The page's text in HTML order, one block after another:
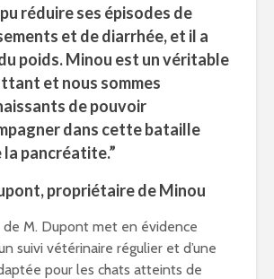
réduire ses épisodes de
et de diarrhée, et il a
poids. Minou est un véritable
et nous sommes
de pouvoir
dans cette bataille
pancréatite.”
propriétaire de Minou
de M. Dupont met en évidence
suivi vétérinaire régulier et d’une
pour les chats atteints de